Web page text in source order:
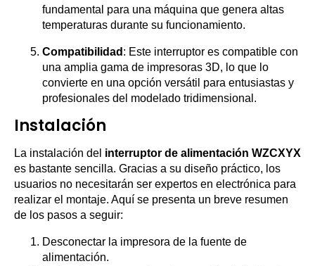
fundamental para una máquina que genera altas
temperaturas durante su funcionamiento.
Compatibilidad : Este interruptor es compatible con
una amplia gama de impresoras 3D, lo que lo
convierte en una opción versátil para entusiastas y
profesionales del modelado tridimensional.
Instalación
La instalación del interruptor de alimentación WZCXYX
es bastante sencilla. Gracias a su diseño práctico, los
usuarios no necesitarán ser expertos en electrónica para
realizar el montaje. Aquí se presenta un breve resumen
de los pasos a seguir:
Desconectar la impresora de la fuente de
alimentación.